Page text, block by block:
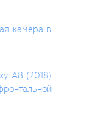
камера в
A8 (2018)